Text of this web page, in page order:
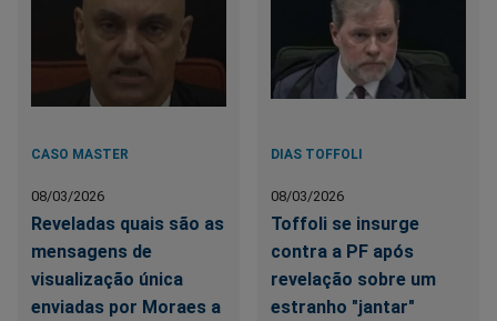
CASO MASTER
08/03/2026
Reveladas quais são as
mensagens de
visualização única
enviadas por Moraes a
DIAS TOFFOLI
08/03/2026
Toffoli se insurge
contra a PF após
revelação sobre um
estranho "jantar"